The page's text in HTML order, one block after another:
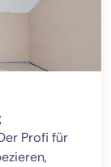
Profi für